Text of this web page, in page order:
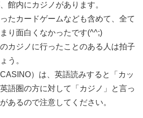
館内にカジノがあります。
たカードゲームなども含めて、全て
り面白くなかったです(^^;)
カジノに行ったことのある人は拍子
う。
）は、英語読みすると「カッ
語圏の方に対して「カジノ」と言っ
あるので注意してください。